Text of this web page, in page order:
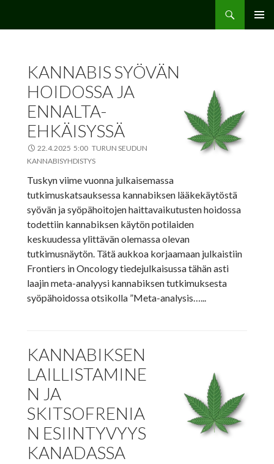
KANNABIS SYÖVÄN
HOIDOSSA JA
ENNALTA-
EHKÄISYSSÄ
22.4.2025 5:00 TURUN SEUDUN
KANNABISYHDISTYS
Tuskyn viime vuonna julkaisemassa
tutkimuskatsauksessa kannabiksen lääkekäytöstä
syövän ja syöpähoitojen haittavaikutusten hoidossa
todettiin kannabiksen käytön potilaiden
keskuudessa ylittävän olemassa olevan
tutkimusnäytön. Tätä aukkoa korjaamaan julkaistiin
Frontiers in Oncology tiedejulkaisussa tähän asti
laajin meta-analyysi kannabiksen tutkimuksesta
syöpähoidossa otsikolla ”Meta-analysis…...
KANNABIKSEN
LAILLISTAMINE
N JA
SKITSOFRENIA
N ESIINTYVYYS
KANADASSA